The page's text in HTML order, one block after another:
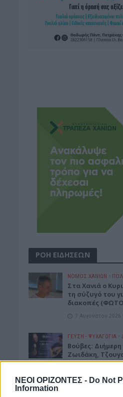
ΝΕΟΙ ΟΡΙΖΟΝΤΕΣ - Do Not
Information
ΡΟΗ ΕΙΔΗΣΕΩΝ
ΝΟΜΌΣ ΧΑΝΊΩΝ •
Στα Χανιά ο
τη σύζυγό του
διακοπές
7 Αυγούστου 2026
ΓΕΎΣΗ - ΨΥΧΑΓΩΓΊΑ •
Βούβες:
Ζωιδάκη,
κρασί!
7 Αυγούστου 2026